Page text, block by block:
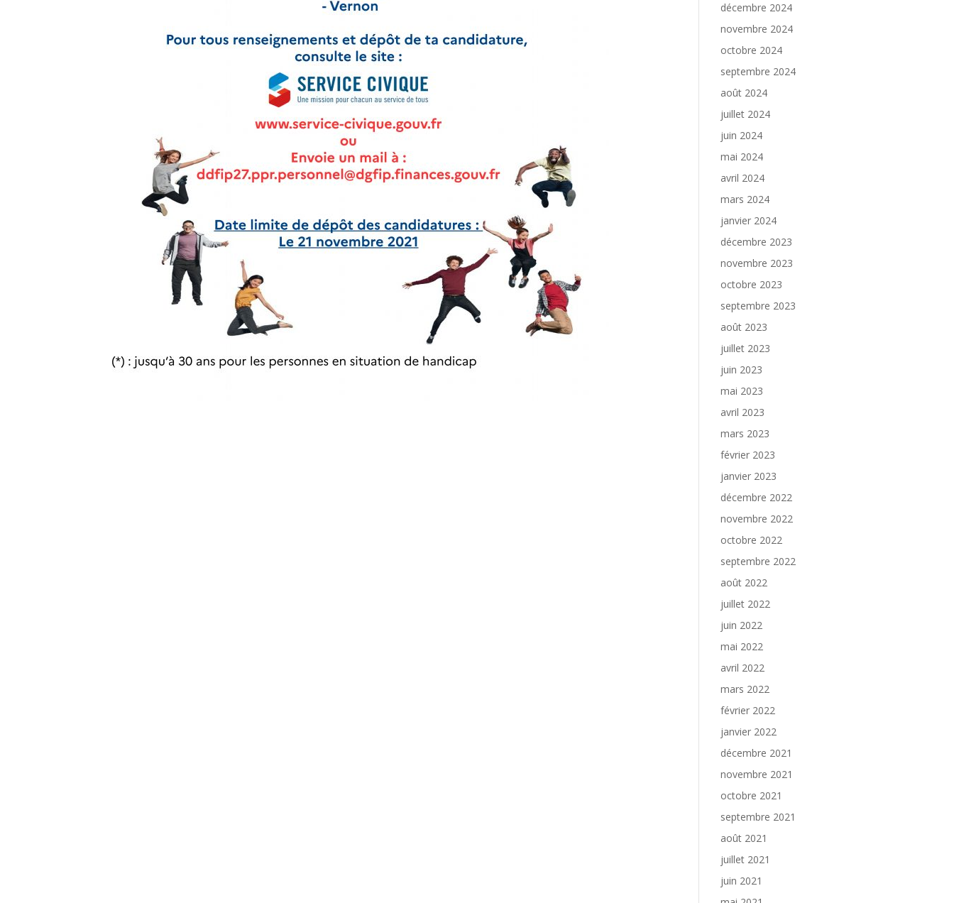
décembre 2024
novembre 2024
octobre 2024
septembre 2024
août 2024
juillet 2024
juin 2024
mai 2024
avril 2024
mars 2024
janvier 2024
décembre 2023
novembre 2023
octobre 2023
septembre 2023
août 2023
juillet 2023
juin 2023
mai 2023
avril 2023
mars 2023
février 2023
janvier 2023
décembre 2022
novembre 2022
octobre 2022
septembre 2022
août 2022
juillet 2022
juin 2022
mai 2022
avril 2022
mars 2022
février 2022
janvier 2022
décembre 2021
novembre 2021
octobre 2021
septembre 2021
août 2021
juillet 2021
juin 2021